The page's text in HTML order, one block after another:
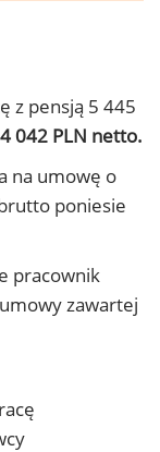
z pensją 5 445
4 042 PLN netto.
na umowę o
poniesie
pracownik
zawartej